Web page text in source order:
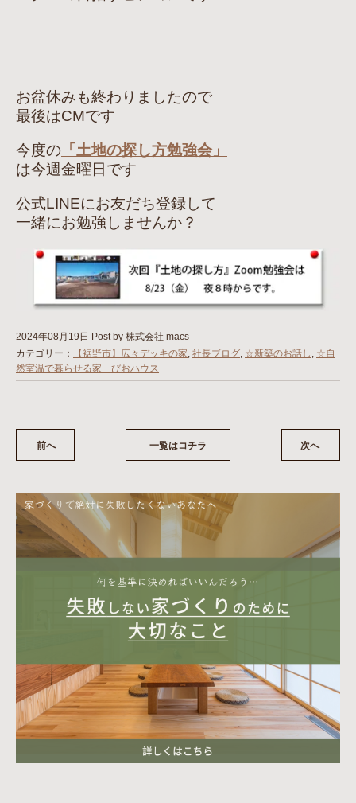
お盆休みも終わりましたので
最後はCMです
今度の 「土地の探し方勉強会」
は今週金曜日です
公式LINEにお友だち登録して
一緒にお勉強しませんか？
2024年08月19日 Post by 株式会社 macs
カテゴリー：
【裾野市】広々デッキの家, 社長ブログ, ☆新築のお話し , ☆自
然室温で暮らせる家 びおハウス
前へ 一覧はコチラ 次へ